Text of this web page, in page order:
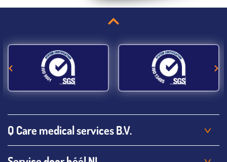
Q Care medical services B.V.